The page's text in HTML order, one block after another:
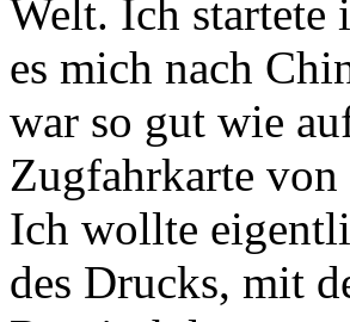
Welt. Ich startete
es mich nach
war so gut wie
Zugfahrkarte
Ich wollte
des Drucks, mit